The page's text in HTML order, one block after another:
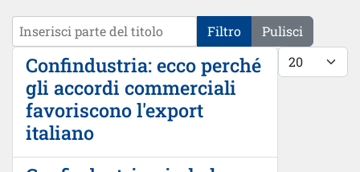
Inserisci parte del titolo Filtro
Pulisci
Visualizza #
Confindustria: ecco perché
gli accordi commerciali
favoriscono l'export
italiano